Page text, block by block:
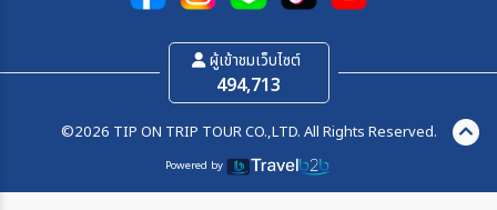
ผู้เข้าชมเว็บไซต์
494,713
©2026 TIP ON TRIP TOUR CO.,LTD. All Rights Reserved.
Powered by